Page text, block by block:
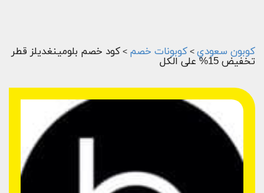
كوبون سعودي > كوبونات خصم > كود خصم بلومينغديلز قطر
تخفيض 15% على الكل